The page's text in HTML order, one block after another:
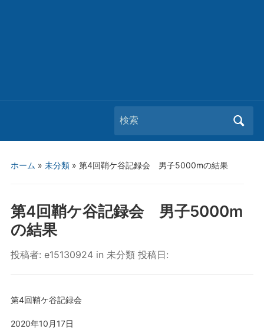
Search
for:
ホーム » 未分類» 第4回鞘ケ谷記録会 男子5000mの結果
第4回鞘ケ谷記録会 男子5000m
の結果
投稿者: e15130924 in 未分類投稿日:
第4回鞘ケ谷記録会
2020年10月17日